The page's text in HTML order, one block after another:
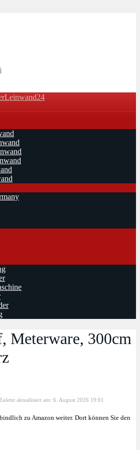
Meterware, 300cm
Zuletzt aktualisiert am: 6. August 2026 19:01
zu Amazon weiter. Dort können Sie den